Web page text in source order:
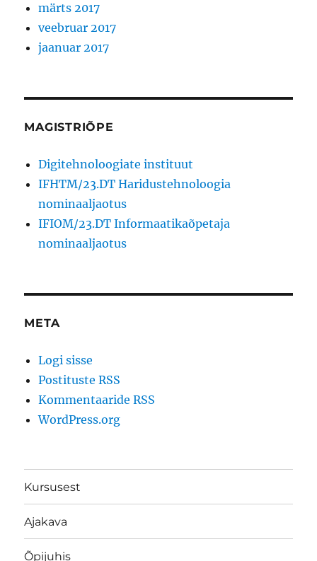
märts 2017
veebruar 2017
jaanuar 2017
MAGISTRIÕPE
Digitehnoloogiate instituut
IFHTM/23.DT Haridustehnoloogia
nominaaljaotus
IFIOM/23.DT Informaatikaõpetaja
nominaaljaotus
META
Logi sisse
Postituste RSS
Kommentaaride RSS
WordPress.org
Kursusest
Ajakava
Õpijuhis